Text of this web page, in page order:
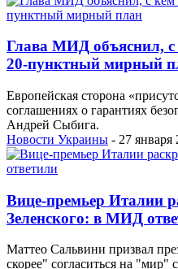
Глава МИД объяснил,
20-пунктный мирный
Европейская сторона
соглашениях о гарантиях
Андрей Сыбига.
Новости Украины - 27 января
Вице-премьер Италии
Зеленского: в МИД
Маттео Сальвини призвал
скорее" согласиться на "мир"